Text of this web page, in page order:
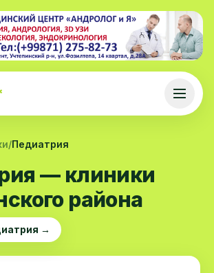
/Педиатрия
— клиники
района
→